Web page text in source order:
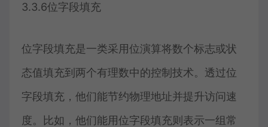
3.3.6位字段填充
位字段填充是一类采用位演算将数个标志或状
态值填充到两个有理数中的控制技术。透过位
字段填充，他们能节约物理地址并提升访问速
度。比如，他们能用位字段填充则表示一组常